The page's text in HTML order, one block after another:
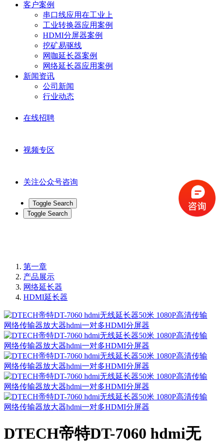
客户案例
串口线应用在工业上
工业转换器应用案例
HDMI分屏器案例
挖矿易驱线
网咖延长器案例
网络延长器应用案例
新闻资讯
公司新闻
行业动态
在线招聘
视频专区
关注公众号咨询
Toggle Search
Toggle Search
第一章
产品展示
网络延长器
HDMI延长器
DTECH帝特DT-7060 hdmi无